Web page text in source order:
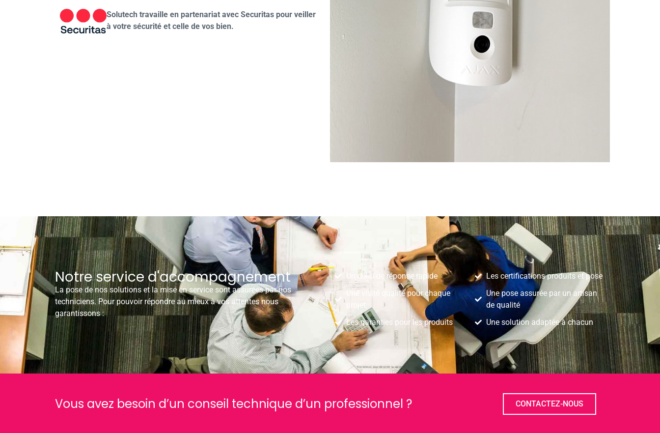
Solutech travaille en partenariat avec Securitas pour veiller
à votre sécurité et celle de vos bien.
Notre service d'accompagnement
La pose de nos solutions et la mise en service sont assurées par nos
techniciens. Pour pouvoir répondre au mieux à vos attentes nous
garantissons :
Un délai de réponse rapide
Une visite qualité pour chaque
projet
Les garanties pour les produits
Les certifications produits et pose
Une pose assurée par un artisan
de qualité
Une solution adaptée à chacun
Vous avez besoin d’un conseil technique d’un professionnel ? CONTACTEZ-NOUS